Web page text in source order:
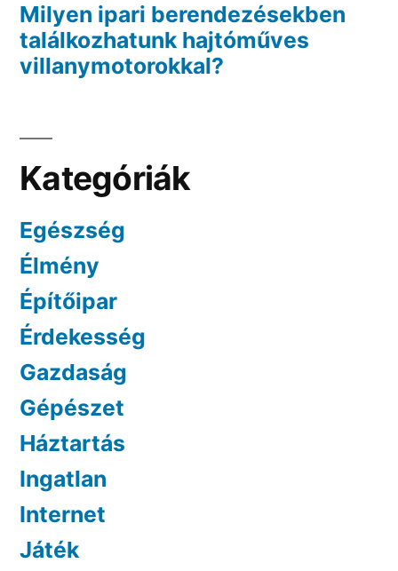
Milyen ipari berendezésekben
találkozhatunk hajtóműves
villanymotorokkal?
Kategóriák
Egészség
Élmény
Építőipar
Érdekesség
Gazdaság
Gépészet
Háztartás
Ingatlan
Internet
Játék